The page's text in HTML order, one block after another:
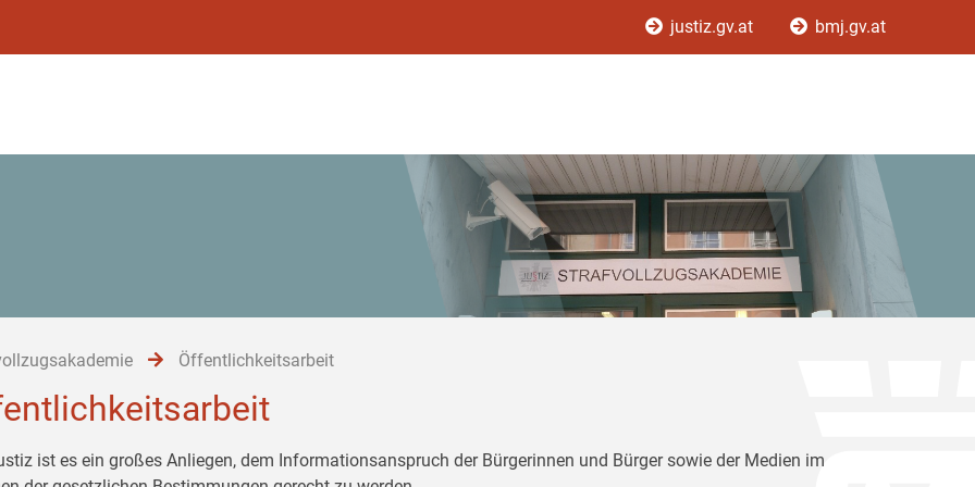
justiz.gv.at bmj.gv.at
Öffentlichkeitsarbeit
ist es ein großes Anliegen, dem Informationsanspruch der Bürgerinnen und Bürger sowie der Medien im